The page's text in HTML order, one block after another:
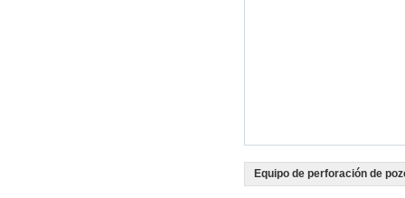
Equipo de perforación de